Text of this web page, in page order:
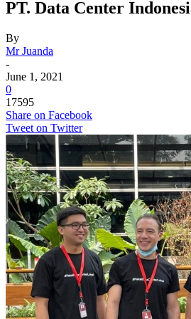
PT. Data Center
By
Mr Juanda
-
June 1, 2021
0
17595
Share on Facebook
Tweet on Twitter